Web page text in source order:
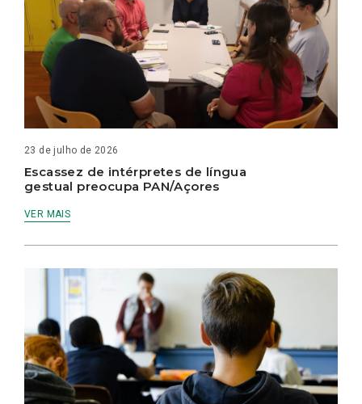
23 de julho de 2026
Escassez de intérpretes de língua
gestual preocupa PAN/Açores
VER MAIS